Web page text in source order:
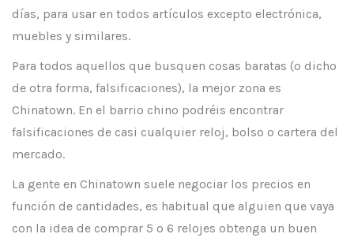
días, para usar en todos artículos excepto electrónica,
muebles y similares.
Para todos aquellos que busquen cosas baratas (o dicho
de otra forma, falsificaciones), la mejor zona es
Chinatown. En el barrio chino podréis encontrar
falsificaciones de casi cualquier reloj, bolso o cartera del
mercado.
La gente en Chinatown suele negociar los precios en
función de cantidades, es habitual que alguien que vaya
con la idea de comprar 5 o 6 relojes obtenga un buen